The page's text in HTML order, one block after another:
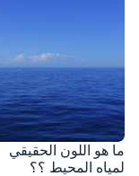
ما هو اللون الحقيقي
لمياه المحيط ؟؟